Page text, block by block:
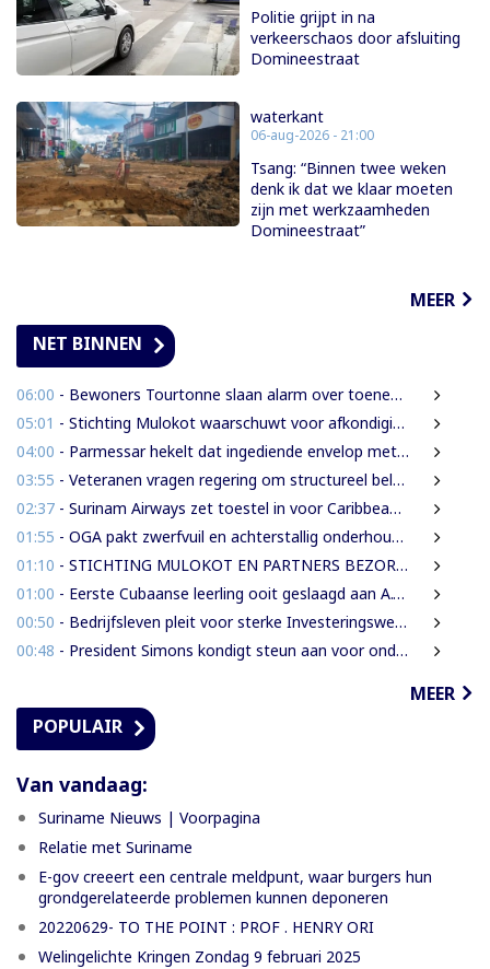
Politie grijpt in na
verkeerschaos door afsluiting
Domineestraat
waterkant
06-aug-2026 - 21:00
Tsang: “Binnen twee weken
denk ik dat we klaar moeten
zijn met werkzaamheden
Domineestraat”
MEER
NET BINNEN
06:00 - Bewoners Tourtonne slaan alarm over toenemende prostitutie, drugshandel en overlast door vreemdelingen
05:01 - Stichting Mulokot waarschuwt voor afkondiging 5-kilometerstraalwet
04:00 - Parmessar hekelt dat ingediende envelop met vermogensinformatie van DNA-lid vermoedelijk is opengemaakt
03:55 - Veteranen vragen regering om structureel beleid en meer ondersteuning
02:37 - Surinam Airways zet toestel in voor Caribbean Premier League crickettoernooi
01:55 - OGA pakt zwerfvuil en achterstallig onderhoud gezamenlijk aan
01:10 - STICHTING MULOKOT EN PARTNERS BEZORGD OVER VOORGENOMEN AFKONDIGING 5-KILOMETER-STRAALWET
01:00 - Eerste Cubaanse leerling ooit geslaagd aan A.T. Calorschool
00:50 - Bedrijfsleven pleit voor sterke Investeringswet en onafhankelijke SITA
00:48 - President Simons kondigt steun aan voor onderzoek naar cultureel erfgoed
MEER
POPULAIR
Van vandaag:
Suriname Nieuws | Voorpagina
Relatie met Suriname
E-gov creeert een centrale meldpunt, waar burgers hun
grondgerelateerde problemen kunnen deponeren
20220629- TO THE POINT : PROF . HENRY ORI
Welingelichte Kringen Zondag 9 februari 2025